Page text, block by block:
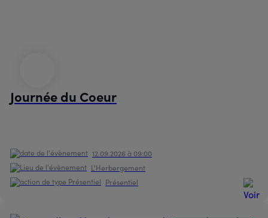
Journée du Coeur
12.09.2026 à 09:00
L'Herbergement
Présentiel